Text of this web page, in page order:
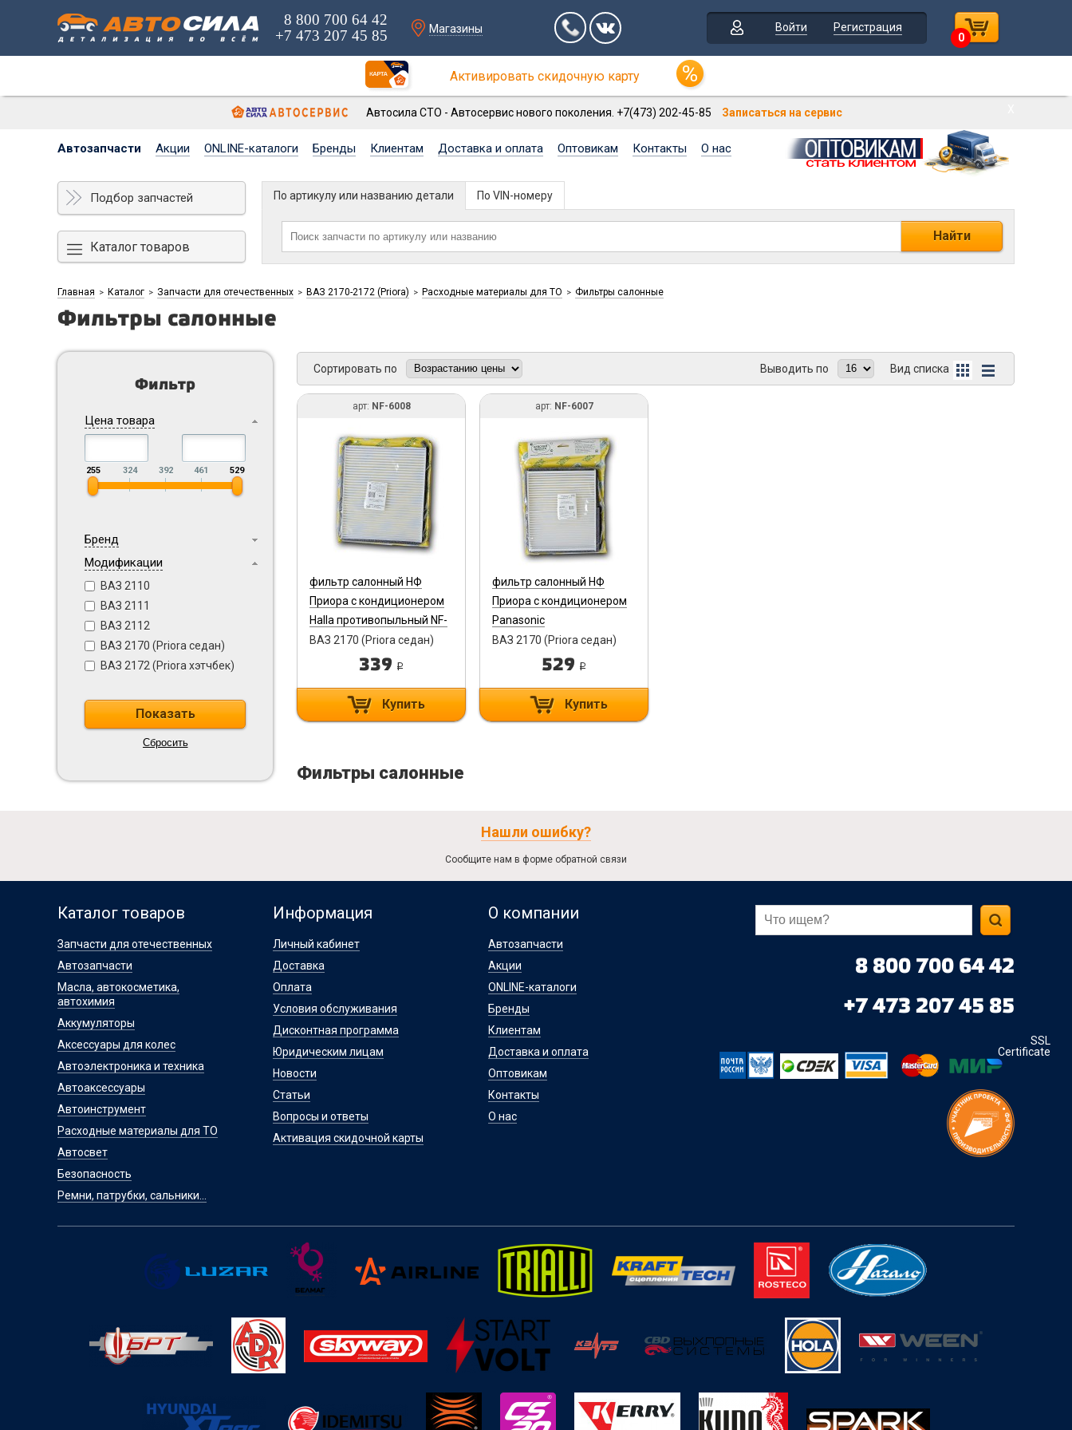
8 800 700 64 42
+7 473 207 45 85
Магазины Войти
Регистрация
0
Активировать скидочную карту
Автосила СТО - Автосервис нового поколения. +7(473) 202-45-85 Записаться на сервис
Автозапчасти Акции ONLINE-каталоги Бренды Клиентам Доставка и оплата Оптовикам Контакты О нас
Подбор запчастей
Каталог товаров
По артикулу или названию детали
Найти
По VIN-номеру
Главная > Каталог > Запчасти для отечественных > ВАЗ 2170-2172 (Priora) > Расходные материалы для ТО > Фильтры салонные
Фильтры салонные
Фильтр
Цена товара
255 324 392 461 529
Бренд
Модификации
ВАЗ 2110
ВАЗ 2111
ВАЗ 2112
ВАЗ 2170 (Priora седан)
ВАЗ 2172 (Priora хэтчбек)
Сортировать по Вид списка
Выводить по
арт: NF-6008
фильтр салонный НФ
Приора с кондиционером
Halla противопыльный NF-
6008
ВАЗ 2170 (Priora седан)
339 i
Купить
арт: NF-6007
фильтр салонный НФ
Приора с кондиционером
Panasonic
противопыльный NF-6007
ВАЗ 2170 (Priora седан)
529 i
Купить
Фильтры салонные
Нашли ошибку?
Сообщите нам в форме обратной связи
Каталог товаров
Запчасти для отечественных
Автозапчасти
Масла, автокосметика,
автохимия
Аккумуляторы
Аксессуары для колес
Автоэлектроника и техника
Автоаксессуары
Автоинструмент
Расходные материалы для ТО
Автосвет
Безопасность
Ремни, патрубки, сальники...
Информация
Личный кабинет
Доставка
Оплата
Условия обслуживания
Дисконтная программа
Юридическим лицам
Новости
Статьи
Вопросы и ответы
Активация скидочной карты
О компании
Автозапчасти
Акции
ONLINE-каталоги
Бренды
Клиентам
Доставка и оплата
Оптовикам
Контакты
О нас
8 800 700 64 42
+7 473 207 45 85
SSL
Certificate